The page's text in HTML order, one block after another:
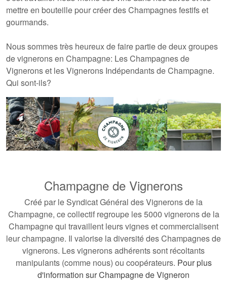
mettre en bouteille pour créer des Champagnes festifs et
gourmands.
Nous sommes très heureux de faire partie de deux groupes
de vignerons en Champagne: Les Champagnes de
Vignerons et les Vignerons Indépendants de Champagne.
Qui sont-ils?
Champagne de Vignerons
Créé par le Syndicat Général des Vignerons de la
Champagne, ce collectif regroupe les 5000 vignerons de la
Champagne qui travaillent leurs vignes et commercialisent
leur champagne. Il valorise la diversité des Champagnes de
vignerons. Les vignerons adhérents sont récoltants
manipulants (comme nous) ou coopérateurs. Pour plus
d'information sur Champagne de Vigneron